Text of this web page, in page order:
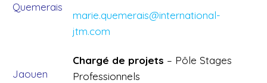
Quemerais
marie.quemerais@international-
jtm.com
Jaouen
Chargé de projets – Pôle Stages
Professionnels